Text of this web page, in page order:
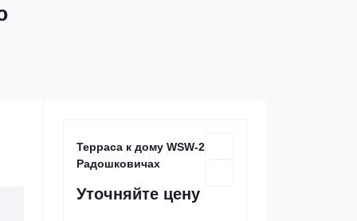
Терраса к дому WSW-28 в
Радошковичах
Уточняйте цену